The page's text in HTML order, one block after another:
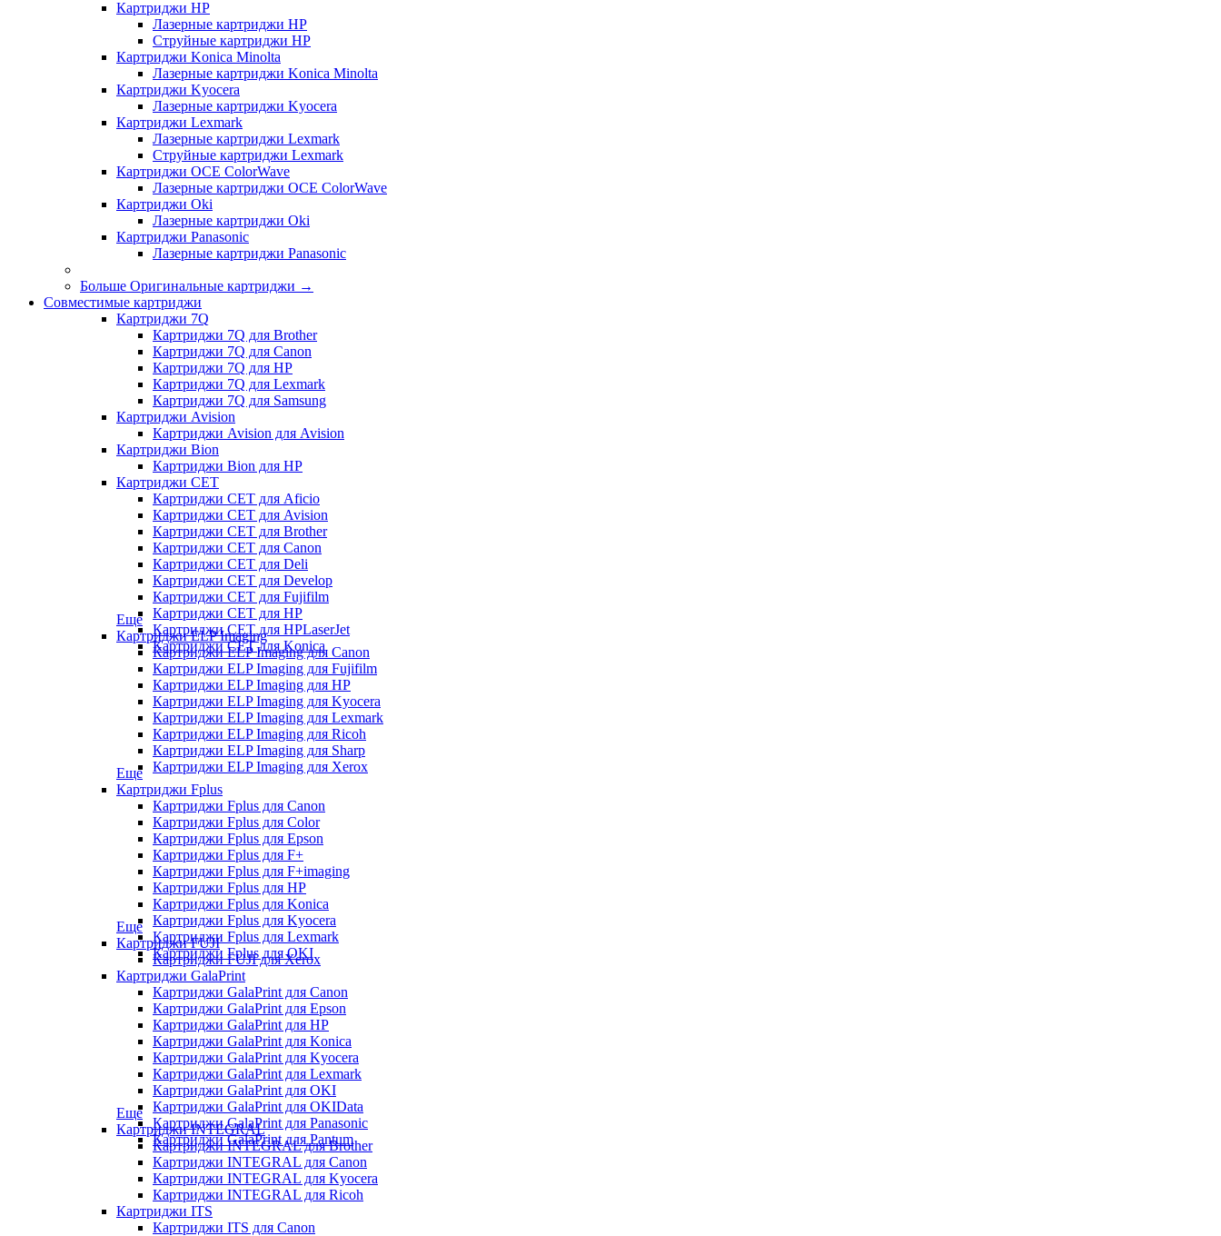
Картриджи HP
Лазерные картриджи HP
Струйные картриджи HP
Картриджи Konica Minolta
Лазерные картриджи Konica Minolta
Картриджи Kyocera
Лазерные картриджи Kyocera
Картриджи Lexmark
Лазерные картриджи Lexmark
Струйные картриджи Lexmark
Картриджи OCE ColorWave
Лазерные картриджи OCE ColorWave
Картриджи Oki
Лазерные картриджи Oki
Картриджи Panasonic
Лазерные картриджи Panasonic
Больше Оригинальные картриджи →
Совместимые картриджи
Картриджи 7Q
Картриджи 7Q для Brother
Картриджи 7Q для Canon
Картриджи 7Q для HP
Картриджи 7Q для Lexmark
Картриджи 7Q для Samsung
Картриджи Avision
Картриджи Avision для Avision
Картриджи Bion
Картриджи Bion для HP
Картриджи CET
Картриджи CET для Aficio
Картриджи CET для Avision
Картриджи CET для Brother
Картриджи CET для Canon
Картриджи CET для Deli
Картриджи CET для Develop
Картриджи CET для Fujifilm
Картриджи CET для HP
Картриджи CET для HPLaserJet
Картриджи CET для Konica
Еще
Картриджи ELP Imaging
Картриджи ELP Imaging для Canon
Картриджи ELP Imaging для Fujifilm
Картриджи ELP Imaging для HP
Картриджи ELP Imaging для Kyocera
Картриджи ELP Imaging для Lexmark
Картриджи ELP Imaging для Ricoh
Картриджи ELP Imaging для Sharp
Картриджи ELP Imaging для Xerox
Еще
Картриджи Fplus
Картриджи Fplus для Canon
Картриджи Fplus для Color
Картриджи Fplus для Epson
Картриджи Fplus для F+
Картриджи Fplus для F+imaging
Картриджи Fplus для HP
Картриджи Fplus для Konica
Картриджи Fplus для Kyocera
Картриджи Fplus для Lexmark
Картриджи Fplus для OKI
Еще
Картриджи FUJI
Картриджи FUJI для Xerox
Картриджи GalaPrint
Картриджи GalaPrint для Canon
Картриджи GalaPrint для Epson
Картриджи GalaPrint для HP
Картриджи GalaPrint для Konica
Картриджи GalaPrint для Kyocera
Картриджи GalaPrint для Lexmark
Картриджи GalaPrint для OKI
Картриджи GalaPrint для OKIData
Картриджи GalaPrint для Panasonic
Картриджи GalaPrint для Pantum
Еще
Картриджи INTEGRAL
Картриджи INTEGRAL для Brother
Картриджи INTEGRAL для Canon
Картриджи INTEGRAL для Kyocera
Картриджи INTEGRAL для Ricoh
Картриджи ITS
Картриджи ITS для Canon